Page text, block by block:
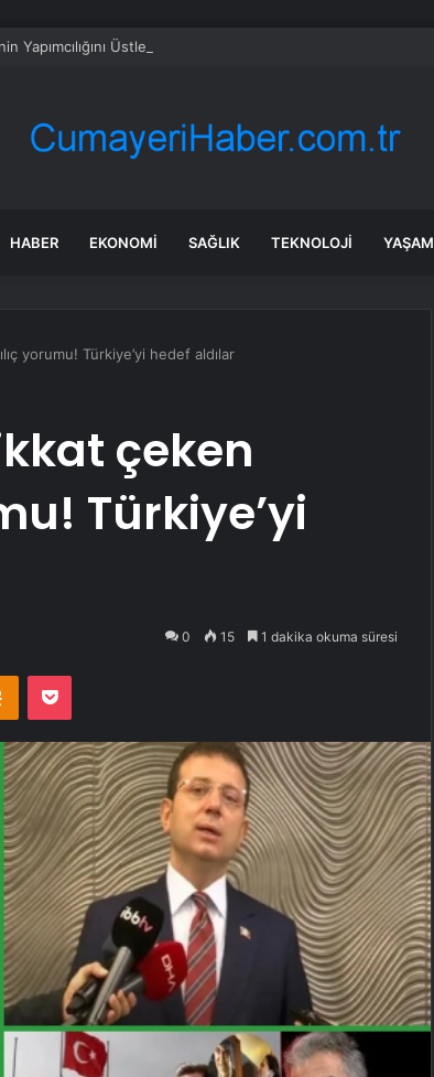
HABER EKONOMI SAĞLIK TEKNOLOJI YAŞAM
yorumu! Türkiye’yi hedef aldılar
çeken
Türkiye’yi
0 15 1 dakika okuma süresi
Odnoklassniki
Pocket